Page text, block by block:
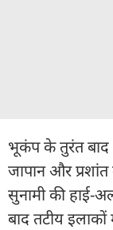
भूकंप के तुरंत बाद
जापान और प्रशांत
सुनामी की हाई-
बाद तटीय